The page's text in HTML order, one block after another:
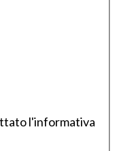
l'informativa